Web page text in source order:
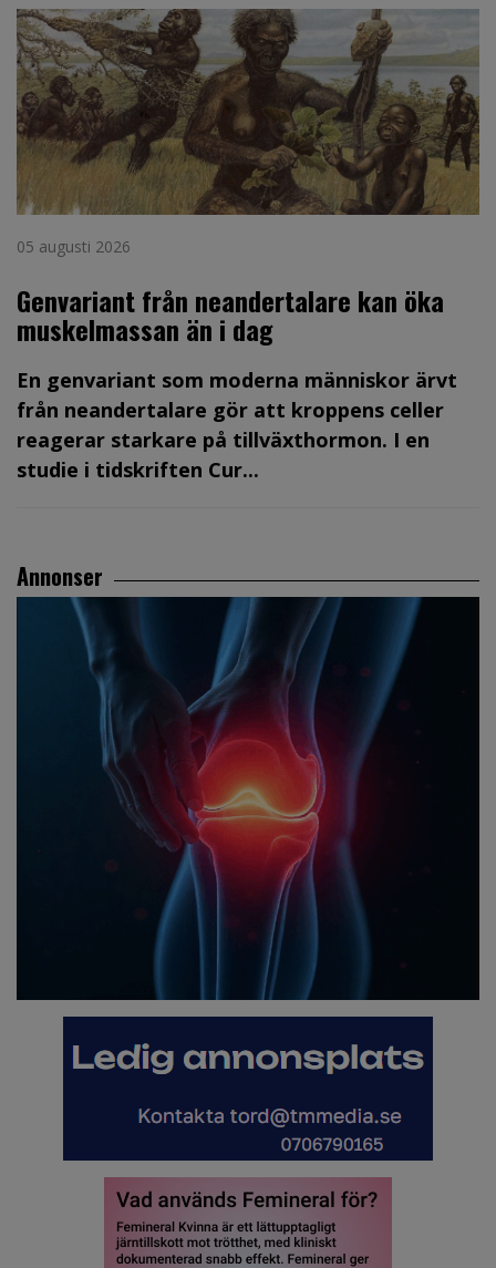
05 augusti 2026
Genvariant från neandertalare kan öka
muskelmassan än i dag
En genvariant som moderna människor ärvt
från neandertalare gör att kroppens celler
reagerar starkare på tillväxthormon. I en
studie i tidskriften Cur...
Annonser